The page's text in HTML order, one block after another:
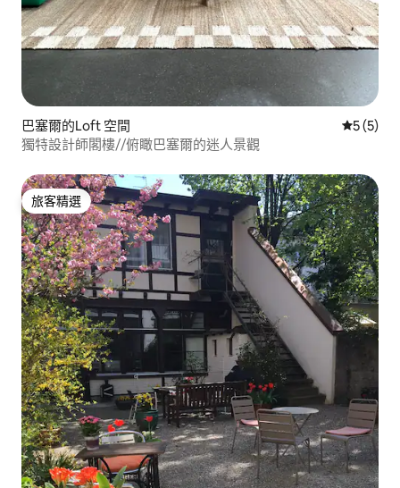
巴塞爾的Loft 空間 從 5 則評
5 (5)
獨特設計師閣樓//俯瞰巴塞爾的迷人景觀
旅客精選
旅客精選